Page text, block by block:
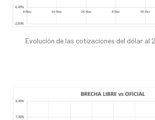
Evolución de las cotizaciones del dólar al